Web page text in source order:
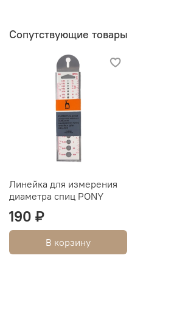
Сопутствующие товары
Линейка для измерения
диаметра спиц PONY
190 ₽
В корзину